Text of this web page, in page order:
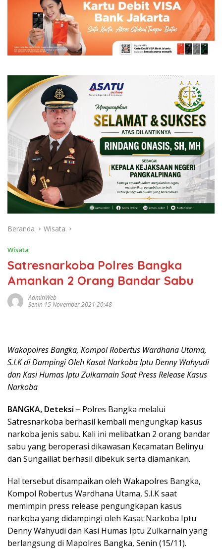
Beranda Wisata
Wisata
Satresnarkoba Polres Bangka
Amankan 2 Orang Bandar Sabu
AdminWeb
Senin 15 November 2021 20:48
Wakapolres Bangka, Kompol Robertus Wardhana Utama,
S.I.K di Dampingi Oleh Kasat Narkoba Iptu Denny Wahyudi
dan Kasi Humas Iptu Zulkarnain Saat Press Release Kasus
Narkoba
BANGKA, Deteksi – Polres Bangka melalui
Satresnarkoba berhasil kembali mengungkap kasus
narkoba jenis sabu. Kali ini melibatkan 2 orang bandar
sabu yang beroperasi dikawasan Kecamatan Belinyu
dan Sungailiat berhasil dibekuk serta diamankan.
Hal tersebut disampaikan oleh Wakapolres Bangka,
Kompol Robertus Wardhana Utama, S.I.K saat
memimpin press release pengungkapan kasus
narkoba yang didampingi oleh Kasat Narkoba Iptu
Denny Wahyudi dan Kasi Humas Iptu Zulkarnain yang
berlangsung di Mapolres Bangka, Senin (15/11).